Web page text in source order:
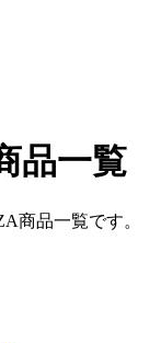
品一覧
商品一覧です。